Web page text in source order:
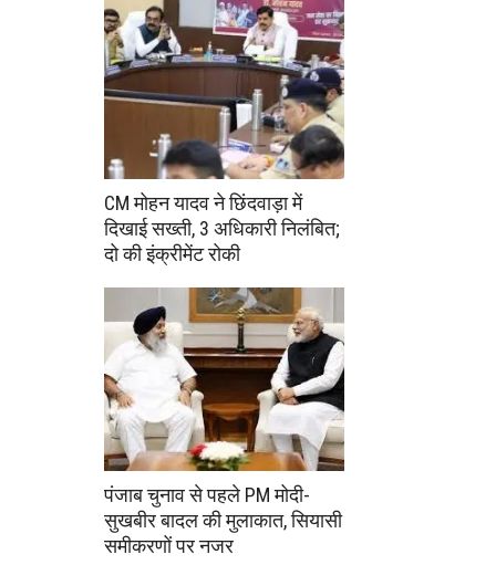
CM मोहन यादव ने छिंदवाड़ा में
दिखाई सख्ती, 3 अधिकारी निलंबित;
दो की इंक्रीमेंट रोकी
पंजाब चुनाव से पहले PM मोदी-
सुखबीर बादल की मुलाकात, सियासी
समीकरणों पर नजर